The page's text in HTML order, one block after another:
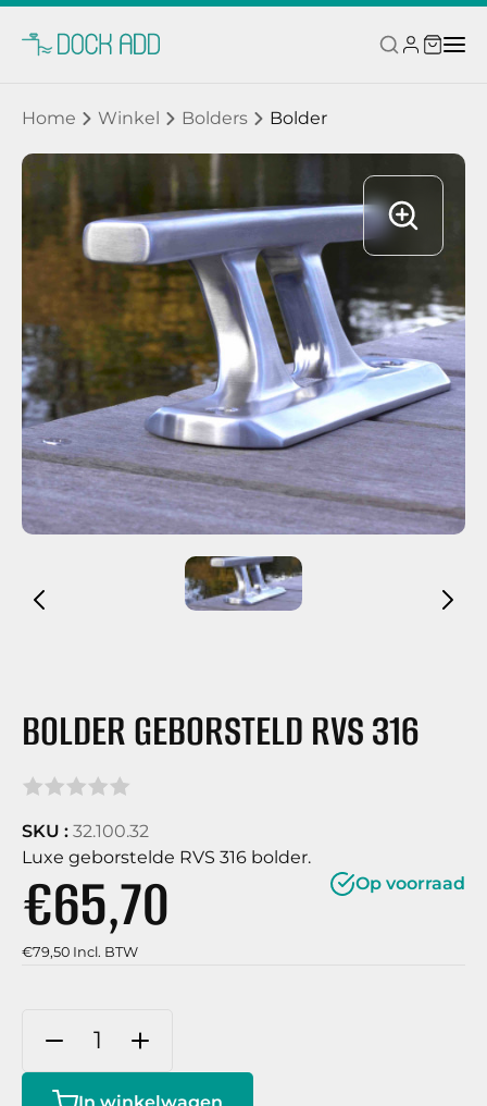
Home Winkel Bolders Bolder
BOLDER GEBORSTELD RVS 316
Op voorraad
€65,70
€79,50 Incl. BTW
SKU : 32.100.32
Luxe geborstelde RVS 316 bolder.